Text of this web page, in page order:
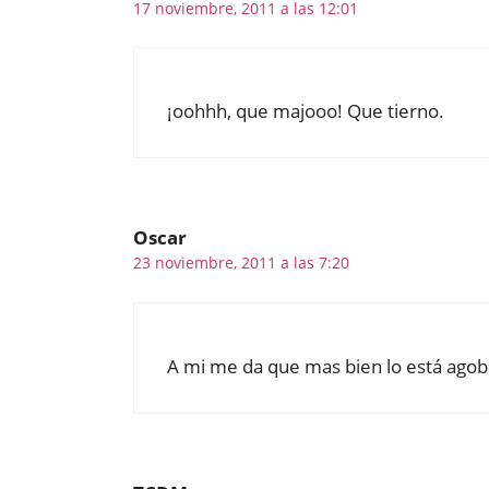
17 noviembre, 2011 a las 12:01
¡oohhh, que majooo! Que tierno.
Oscar
23 noviembre, 2011 a las 7:20
A mi me da que mas bien lo está